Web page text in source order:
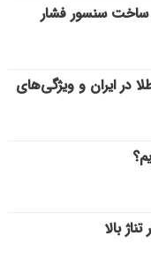
ساخت سنسور فشار
در ایران و ویژگی‌های
بالا